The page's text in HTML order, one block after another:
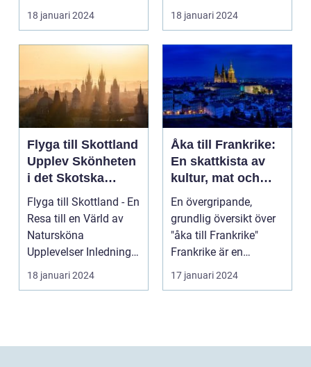
pulserande s...
18 januari 2024
Spanien, ett land som
inte bar...
18 januari 2024
Flyga till Skottland
Upplev Skönheten
i det Skotska
Landskapet
Flyga till Skottland - En
Resa till en Värld av
Natursköna
Upplevelser Inledning:
Skottland, det my...
18 januari 2024
Åka till Frankrike:
En skattkista av
kultur, mat och
historia
En övergripande,
grundlig översikt över
"åka till Frankrike"
Frankrike är en
destination som ofta
17 januari 2024